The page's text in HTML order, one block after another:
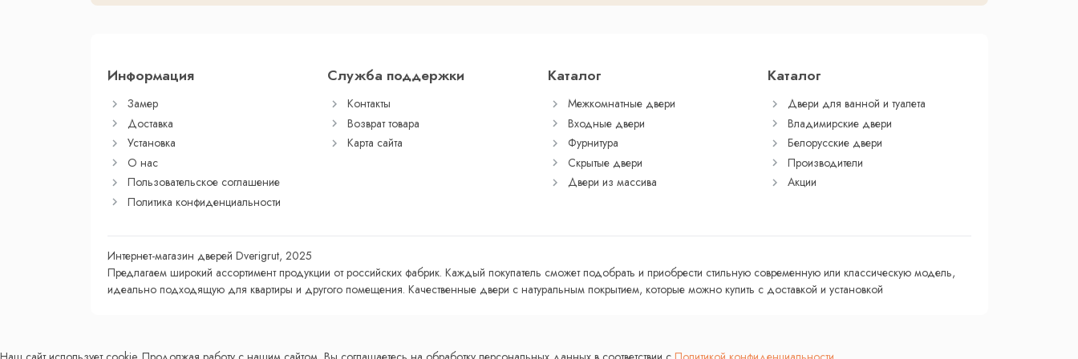
Информация
Замер
Доставка
Установка
О нас
Пользовательское соглашение
Политика конфиденциальности
Служба поддержки
Контакты
Возврат товара
Карта сайта
Каталог
Межкомнатные двери
Входные двери
Фурнитура
Скрытые двери
Двери из массива
Каталог
Двери для ванной и туалета
Владимирские двери
Белорусские двери
Производители
Акции
Интернет-магазин дверей Dverigrut, 2025
Предлагаем широкий ассортимент продукции от российских фабрик. Каждый покупатель сможет подобрать и приобрести стильную современную или классическую модель,
идеально подходящую для квартиры и другого помещения. Качественные двери с натуральным покрытием, которые можно купить с доставкой и установкой